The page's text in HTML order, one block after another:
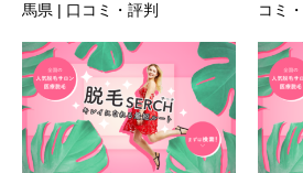
馬県 | 口コミ・評判
コミ